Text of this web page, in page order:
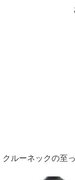
クルーネックの至